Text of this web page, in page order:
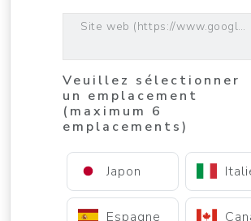
Site web (https://www.google.com)
Veuillez sélectionner
un emplacement
(maximum 6
emplacements)
Japon
Espagne